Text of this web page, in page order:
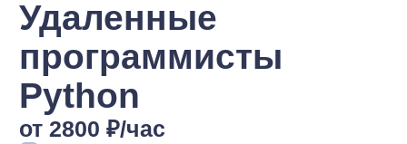
Python
от 2800 ₽/час
Все разработчики трудоустроены
в нашем штате.
Гарантия 1 год на все работы.
Первые 40 часов без предоплаты
Доступен аутстаффинг с оплатой